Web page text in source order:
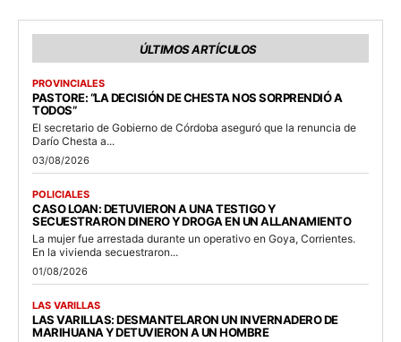
ÚLTIMOS ARTÍCULOS
PROVINCIALES
PASTORE: “LA DECISIÓN DE CHESTA NOS SORPRENDIÓ A
TODOS”
El secretario de Gobierno de Córdoba aseguró que la renuncia de
Darío Chesta a...
03/08/2026
POLICIALES
CASO LOAN: DETUVIERON A UNA TESTIGO Y
SECUESTRARON DINERO Y DROGA EN UN ALLANAMIENTO
La mujer fue arrestada durante un operativo en Goya, Corrientes.
En la vivienda secuestraron...
01/08/2026
LAS VARILLAS
LAS VARILLAS: DESMANTELARON UN INVERNADERO DE
MARIHUANA Y DETUVIERON A UN HOMBRE